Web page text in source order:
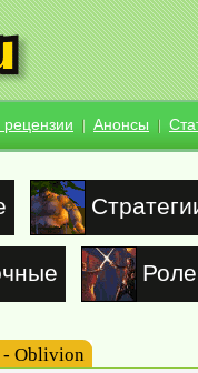
Анонсы
- Oblivion